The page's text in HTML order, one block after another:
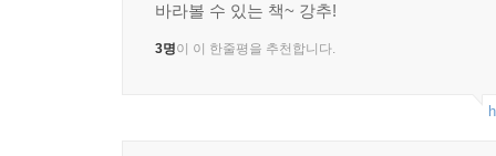
바라볼 수 있는 책~ 강추!
3명이 이 한줄평을 추천합니다.